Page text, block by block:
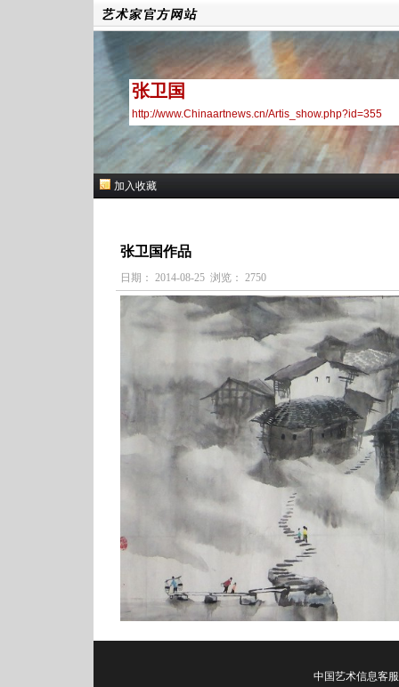
张卫国
http://www.Chinaartnews.cn/Artis_show.php?id=355
加入收藏
张卫国作品
日期： 2014-08-25 浏览： 2750
中国艺术信息客服